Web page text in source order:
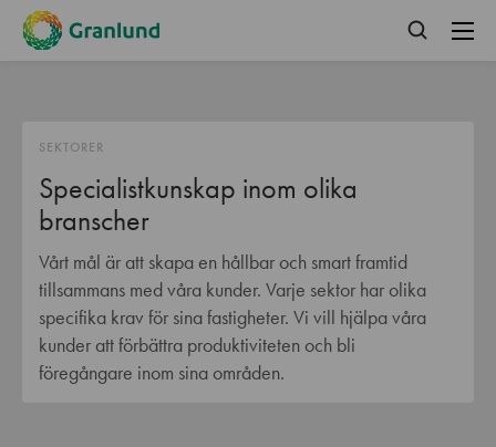
SEKTORER
Specialistkunskap inom olika
branscher
Vårt mål är att skapa en hållbar och smart framtid
tillsammans med våra kunder. Varje sektor har olika
specifika krav för sina fastigheter. Vi vill hjälpa våra
kunder att förbättra produktiviteten och bli
föregångare inom sina områden.